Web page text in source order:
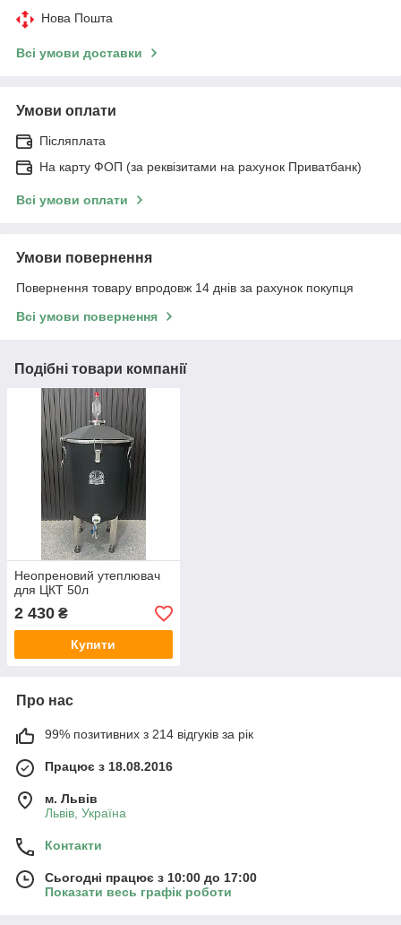
Нова Пошта
Всі умови доставки
Умови оплати
Післяплата
На карту ФОП (за реквізитами на рахунок Приватбанк)
Всі умови оплати
Умови повернення
Повернення товару впродовж 14 днів за рахунок покупця
Всі умови повернення
Подібні товари компанії
Неопреновий утеплювач
для ЦКТ 50л
2 430 ₴
Купити
Про нас
99% позитивних з 214 відгуків за рік
Працює з 18.08.2016
м. Львів
Львів, Україна
Контакти
Сьогодні працює з 10:00 до 17:00
Показати весь графік роботи